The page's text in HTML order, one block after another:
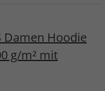
Damen Hoodie
g/m² mit